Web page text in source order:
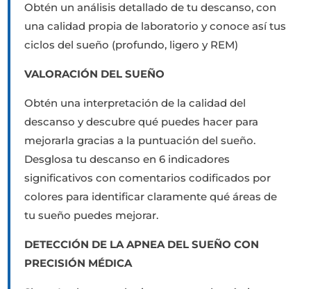
Obtén un análisis detallado de tu descanso, con
una calidad propia de laboratorio y conoce así tus
ciclos del sueño (profundo, ligero y REM)
VALORACIÓN DEL SUEÑO
Obtén una interpretación de la calidad del
descanso y descubre qué puedes hacer para
mejorarla gracias a la puntuación del sueño.
Desglosa tu descanso en 6 indicadores
significativos con comentarios codificados por
colores para identificar claramente qué áreas de
tu sueño puedes mejorar.
DETECCIÓN DE LA APNEA DEL SUEÑO CON
PRECISIÓN MÉDICA